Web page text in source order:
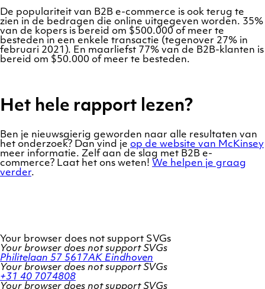
De populariteit van B2B e-commerce is ook terug te
zien in de bedragen die online uitgegeven worden. 35%
van de kopers is bereid om $500.000 of meer te
besteden in een enkele transactie (tegenover 27% in
februari 2021). En maarliefst 77% van de B2B-klanten is
bereid om $50.000 of meer te besteden.
Het hele rapport lezen?
Ben je nieuwsgierig geworden naar alle resultaten van
het onderzoek? Dan vind je op de website van McKinsey
meer informatie. Zelf aan de slag met B2B e-
commerce? Laat het ons weten! We helpen je graag
verder.
Your browser does not support SVGs
Your browser does not support SVGs
Philitelaan 57 5617AK Eindhoven
Your browser does not support SVGs
+31 40 7074808
Your browser does not support SVGs